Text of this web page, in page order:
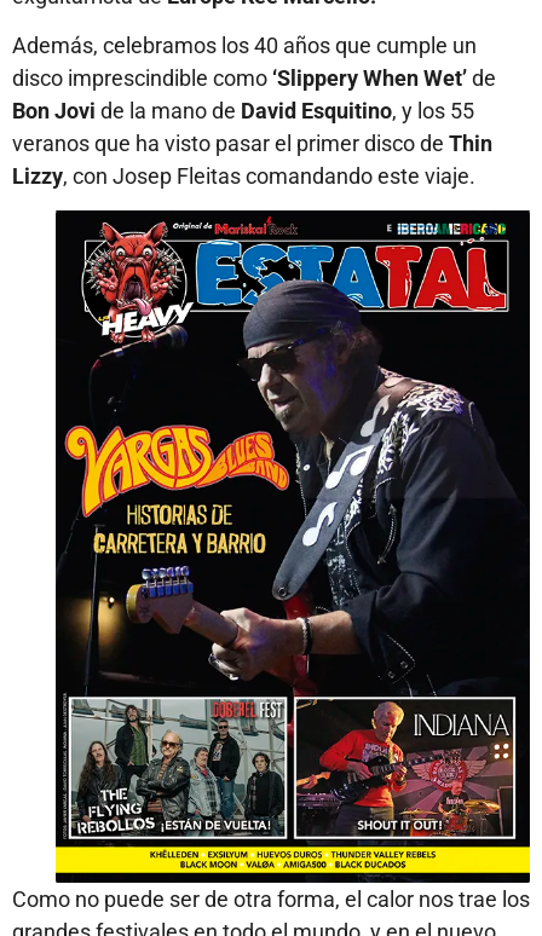
Además, celebramos los 40 años que cumple un
disco imprescindible como ‘Slippery When Wet’de
Bon Jovi de la mano de David Esquitino, y los 55
veranos que ha visto pasar el primer disco de Thin
Lizzy, con Josep Fleitas comandando este viaje.
Como no puede ser de otra forma, el calor nos trae los